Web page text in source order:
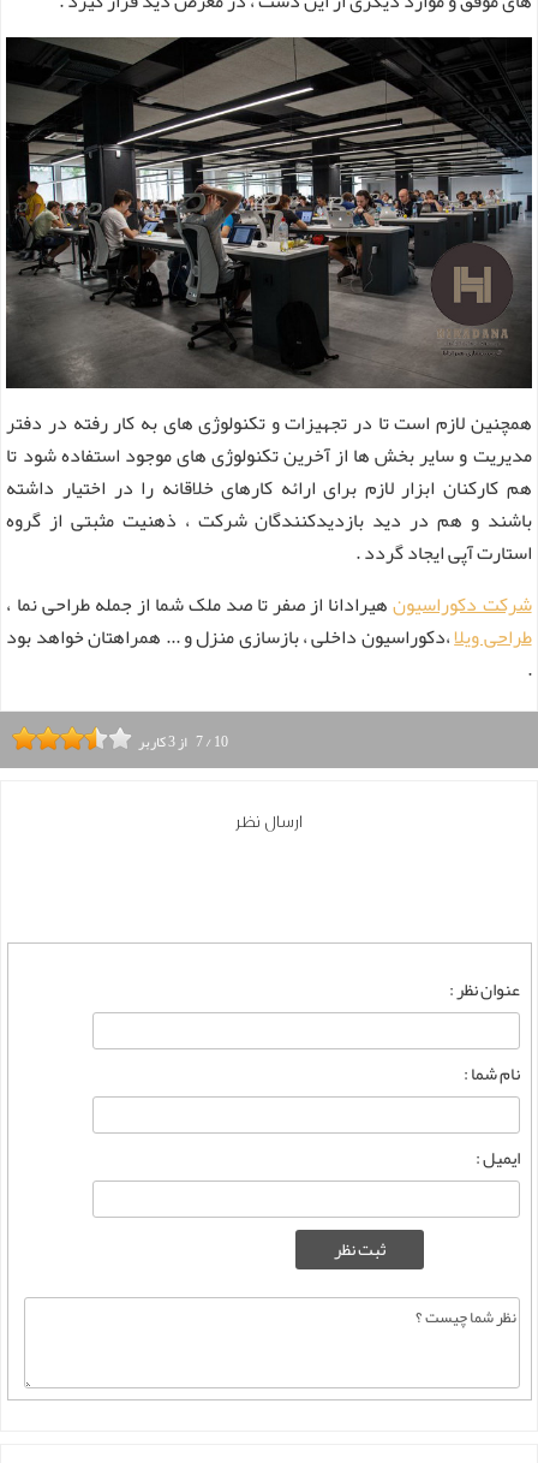
همچنین لازم است تا در تجهیزات و تکنولوژی های به کار رفته در دفتر
مدیریت و سایر بخش ها از آخرین تکنولوژی های موجود استفاده شود تا
هم کارکنان ابزار لازم برای ارائه کارهای خلاقانه را در اختیار داشته
باشند و هم در دید بازدیدکنندگان شرکت ، ذهنیت مثبتی از گروه
استارت آپی ایجاد گردد .
شرکت دکوراسیونهیرادانا از صفر تا صد ملک شما از جمله طراحی نما ،
طراحی ویلا،دکوراسیون داخلی ، بازسازی منزل و ... همراهتان خواهد بود
.
7/10 از3کاربر
ارسال نظر
عنوان نظر :
نام شما :
ایمیل :